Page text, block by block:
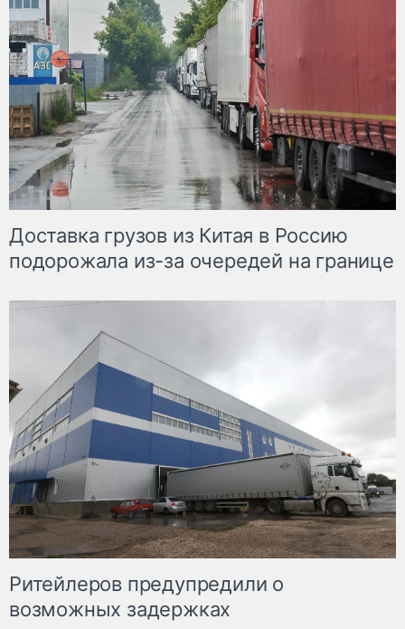
Доставка грузов из Китая в Россию
подорожала из-за очередей на границе
Ритейлеров предупредили о
возможных задержках